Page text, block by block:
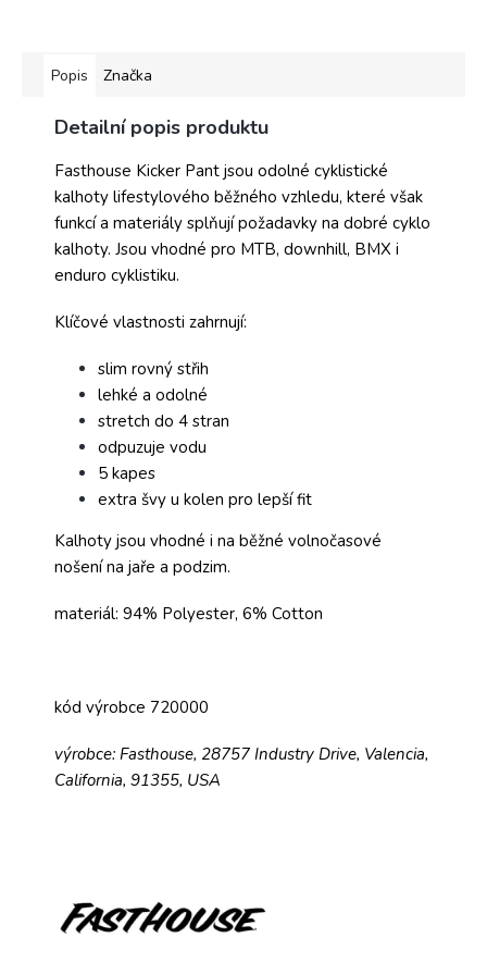
Popis Značka
Detailní popis produktu
Fasthouse Kicker Pant jsou odolné cyklistické
kalhoty lifestylového běžného vzhledu, které však
funkcí a materiály splňují požadavky na dobré cyklo
kalhoty. Jsou vhodné pro MTB, downhill, BMX i
enduro cyklistiku.
Klíčové vlastnosti zahrnují:
slim rovný střih
lehké a odolné
stretch do 4 stran
odpuzuje vodu
5 kapes
extra švy u kolen pro lepší fit
Kalhoty jsou vhodné i na běžné volnočasové
nošení na jaře a podzim.
materiál: 94% Polyester, 6% Cotton
kód výrobce 720000
výrobce: Fasthouse, 28757 Industry Drive, Valencia,
California, 91355, USA